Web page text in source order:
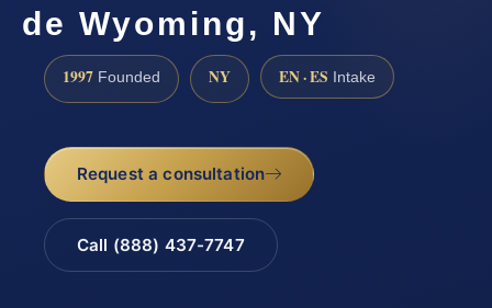
de Wyoming, NY
1997 Founded NY EN · ES Intake
Request a consultation
Call (888) 437-7747